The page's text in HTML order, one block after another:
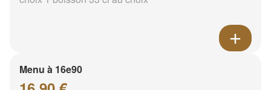
Menu à 16e90